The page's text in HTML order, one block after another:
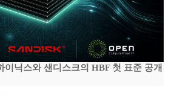
이닉스와 샌디스크의 HBF 첫 표준 공개